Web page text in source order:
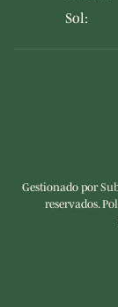
Sol:
Gestionado por
reservados.